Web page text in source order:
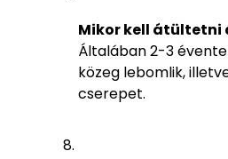
Mikor kell átültetni
Általában 2-3
közeg lebomlik,
cserepet.